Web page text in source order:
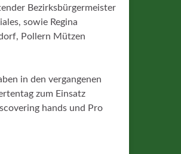
Bezirksbürgermeister
sowie Regina
Pollern Mützen
in den vergangenen
zum Einsatz
hands und Pro